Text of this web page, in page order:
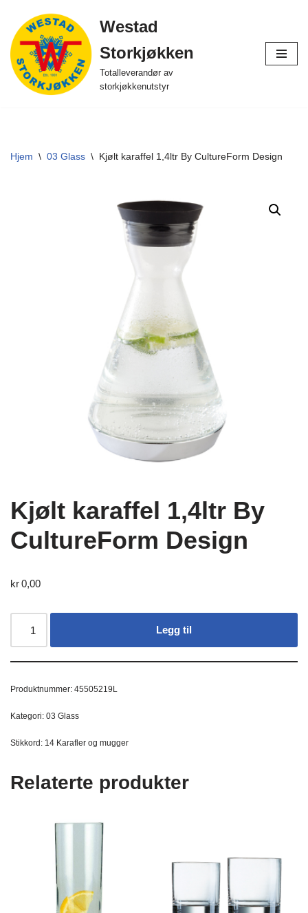
Hopp
til
innholdet
Westad
Storkjøkken
Totalleverandør av
storkjøkkenutstyr
Hjem \ 03 Glass \ Kjølt karaffel 1,4ltr By CultureForm Design
Kjølt karaffel 1,4ltr By
CultureForm Design
kr0,00
Legg til
Produktnummer: 45505219L
Kategori: 03 Glass
Stikkord: 14 Karafler og mugger
Relaterte produkter